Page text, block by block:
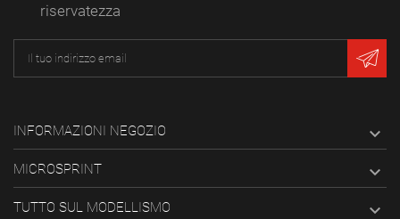
riservatezza
INFORMAZIONI NEGOZIO 
MICROSPRINT 
TUTTO SUL MODELLISMO 